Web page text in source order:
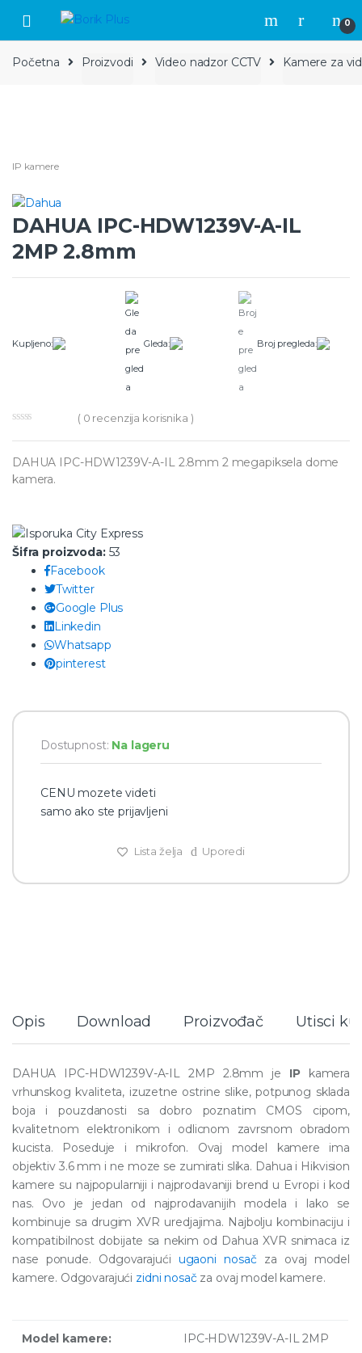
Skip to navigation
Skip to content
0
Početna Proizvodi Video nadzor CCTV Kamere za
IP kamere
DAHUA IPC-HDW1239V-A-IL
2MP 2.8mm
Kupljeno: Gleda: Broj pregleda:
( 0 recenzija korisnika )
DAHUA IPC-HDW1239V-A-IL 2.8mm 2 megapiksela dome
kamera.
Šifra proizvoda: 53
Facebook
Twitter
Google Plus
Linkedin
Whatsapp
pinterest
Dostupnost: Na lageru
CENU mozete videti
samo ako ste prijavljeni
Lista želja Uporedi
Opis Download Proizvođač Utisci
DAHUA IPC-HDW1239V-A-IL 2MP 2.8mm je IPkamera
vrhunskog kvaliteta, izuzetne ostrine slike, potpunog sklada
boja i pouzdanosti sa dobro poznatim CMOS cipom,
kvalitetnom elektronikom i odlicnom zavrsnom obradom
kucista. Poseduje i mikrofon. Ovaj model kamere ima
objektiv 3.6 mm i ne moze se zumirati slika. Dahua i Hikvision
kamere su najpopularniji i najprodavaniji brend u Evropi i kod
nas. Ovo je jedan od najprodavanijih modela i lako se
kombinuje sa drugim XVR uredjajima. Najbolju kombinaciju i
kompatibilnost dobijate sa nekim od Dahua XVR snimaca iz
nase ponude. Odgovarajući ugaoni nosačza ovaj model
kamere. Odgovarajući zidni nosačza ovaj model kamere.
Model kamere: IPC-HDW1239V-A-IL 2MP